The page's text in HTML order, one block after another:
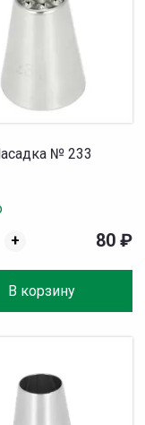
№ 233
+
В корзину
80 ₽